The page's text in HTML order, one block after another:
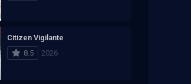
Citizen Vigilante
8.5
2026